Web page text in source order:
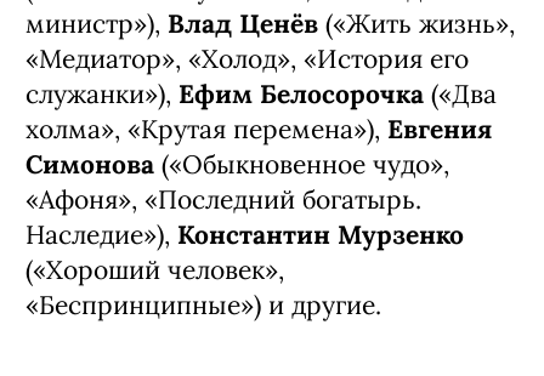
министр»), Влад Ценёв («Жить жизнь»,
«Медиатор», «Холод», «История его
служанки»), Ефим Белосорочка («Два
холма», «Крутая перемена»), Евгения
Симонова («Обыкновенное чудо»,
«Афоня», «Последний богатырь.
Наследие»), Константин Мурзенко
(«Хороший человек»,
«Беспринципные») и другие.